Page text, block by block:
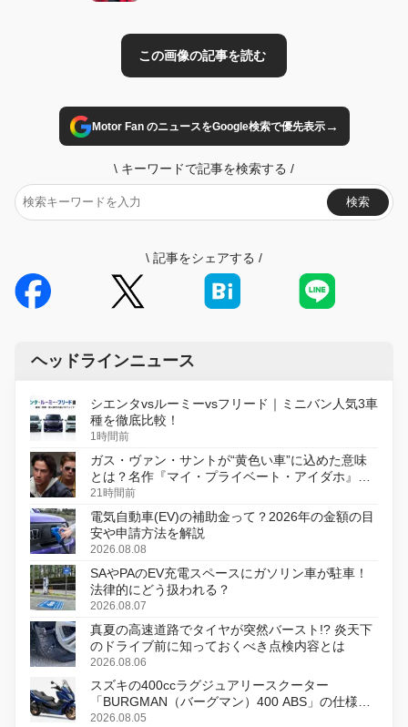
Motor Fan のニュースをGoogle検索で優先表示→
\ キーワードで記事を検索する /
検索
\ 記事をシェアする /
ヘッドラインニュース
シエンタvsルーミーvsフリード｜ミニバン人気3車
種を徹底比較！
1時間前
ガス・ヴァン・サントが“黄色い車”に込めた意味
とは？名作『マイ・プライベート・アイダホ』が
初のデジタルリマスター版で復活
21時間前
電気自動車(EV)の補助金って？2026年の金額の目
安や申請方法を解説
2026.08.08
SAやPAのEV充電スペースにガソリン車が駐車！
法律的にどう扱われる？
2026.08.07
真夏の高速道路でタイヤが突然バースト!? 炎天下
のドライブ前に知っておくべき点検内容とは
2026.08.06
スズキの400ccラグジュアリースクーター
「BURGMAN（バーグマン）400 ABS」の仕様を
変更し、8月18日に発売
2026.08.05